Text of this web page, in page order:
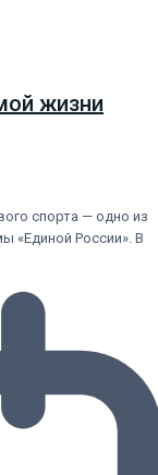
жизни
спорта — одно из
«Единой России». В